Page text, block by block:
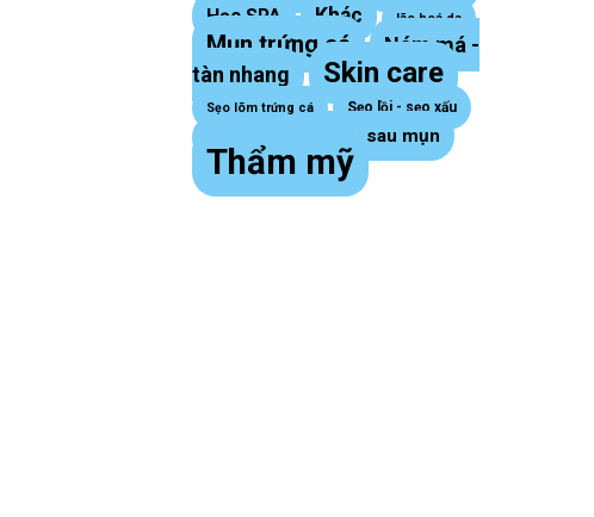
Học SPA Khác lão hoá da
Mụn trứng cá
Nám má -
tàn nhang
Skin care
Sẹo lõm trứng cá Sẹo lồi - sẹo xấu
Thâm sau mụn
Thẩm mỹ